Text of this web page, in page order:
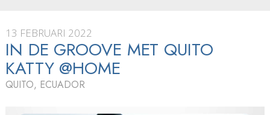
13 FEBRUARI 2022
IN DE GROOVE MET QUITO
KATTY @HOME
QUITO, ECUADOR